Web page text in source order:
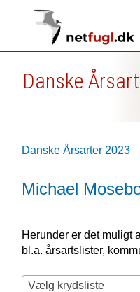
Danske
Danske Årsarter 2023
Michael
Herunder er det muligt
bl.a. årsartslister,
Vælg krydsliste